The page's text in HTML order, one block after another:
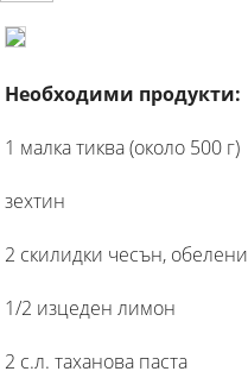
Необходими продукти:
1 малка тиква (около 500 г)
зехтин
2 скилидки чесън, обелени
1/2 изцеден лимон
2 с.л. таханова паста